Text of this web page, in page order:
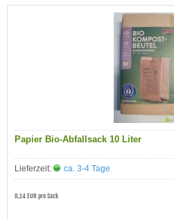
Papier Bio-Abfallsack 10 Liter
Lieferzeit: ca. 3-4 Tage
0,14 EUR pro Sack